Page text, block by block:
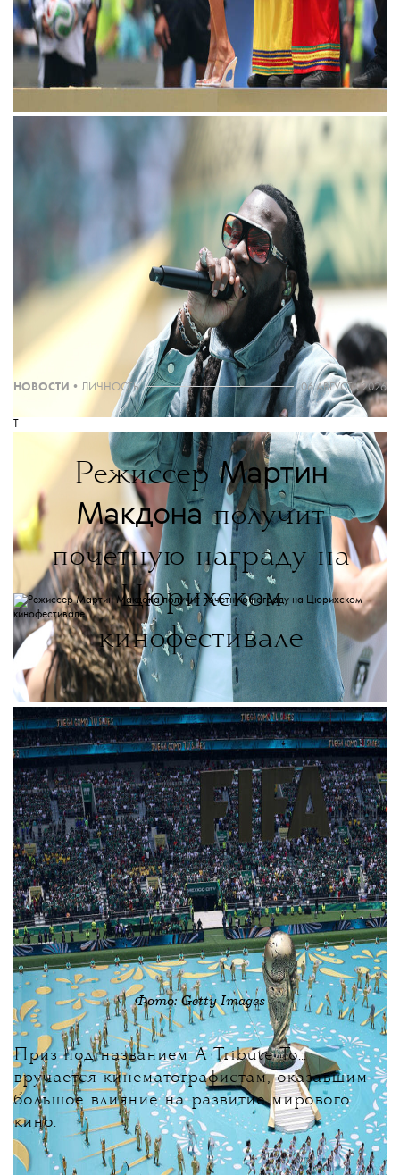
THE BLUEPRINT NEWS
Больше новостей в нашем телеграм-канале
ДОБАВИТЬ НАС В ИСТОЧНИКИ GOOGLE
The Blueprint будет чаще появляться у вас в Google
НОВОСТИ • ЛИЧНОСТЬ 06 АВГУСТА 2026
T
Режиссер Мартин
Макдона получит
почетную награду на
Цюрихском
кинофестивале
Фото: Getty Images
Приз под названием A Tribute To...
вручается кинематографистам, оказавшим
большое влияние на развитие мирового
кино.